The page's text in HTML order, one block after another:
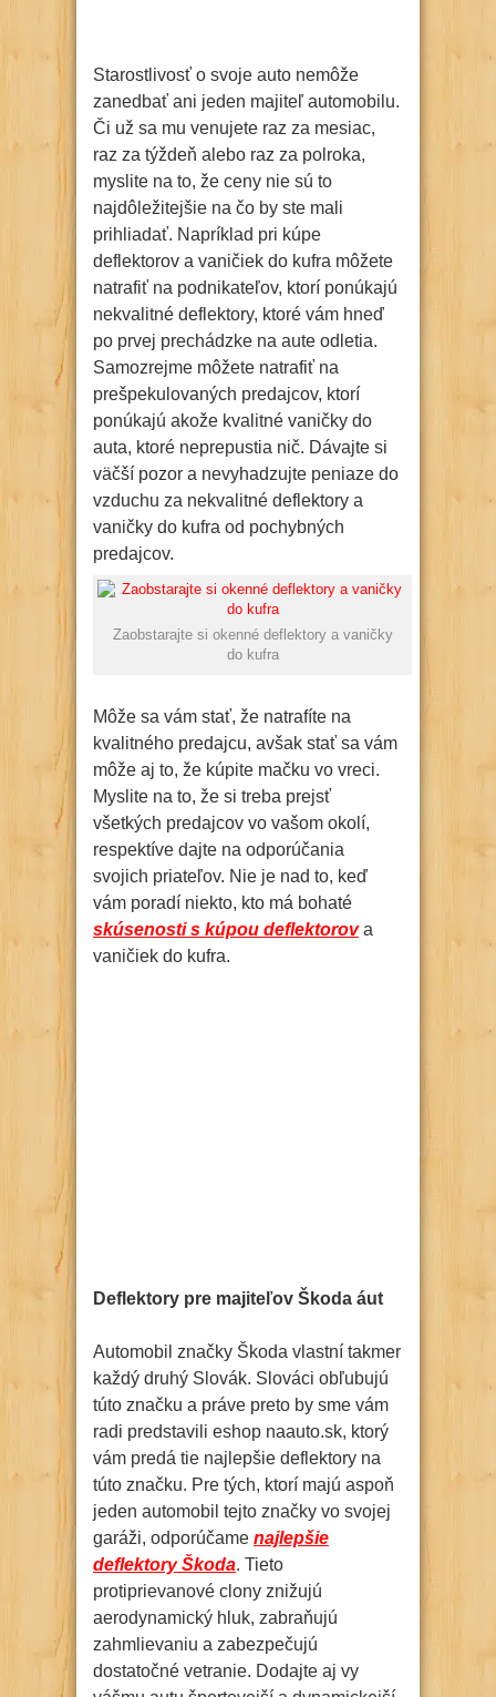
Starostlivosť o svoje auto nemôže
zanedbať ani jeden majiteľ automobilu.
Či už sa mu venujete raz za mesiac,
raz za týždeň alebo raz za polroka,
myslite na to, že ceny nie sú to
najdôležitejšie na čo by ste mali
prihliadať. Napríklad pri kúpe
deflektorov a vaničiek do kufra môžete
natrafiť na podnikateľov, ktorí ponúkajú
nekvalitné deflektory, ktoré vám hneď
po prvej prechádzke na aute odletia.
Samozrejme môžete natrafiť na
prešpekulovaných predajcov, ktorí
ponúkajú akože kvalitné vaničky do
auta, ktoré neprepustia nič. Dávajte si
väčší pozor a nevyhadzujte peniaze do
vzduchu za nekvalitné deflektory a
vaničky do kufra od pochybných
predajcov.
Zaobstarajte si okenné deflektory a vaničky
do kufra
Môže sa vám stať, že natrafíte na
kvalitného predajcu, avšak stať sa vám
môže aj to, že kúpite mačku vo vreci.
Myslite na to, že si treba prejsť
všetkých predajcov vo vašom okolí,
respektíve dajte na odporúčania
svojich priateľov. Nie je nad to, keď
vám poradí niekto, kto má bohaté
skúsenosti s kúpou deflektorova
vaničiek do kufra.
Deflektory pre majiteľov Škoda áut
Automobil značky Škoda vlastní takmer
každý druhý Slovák. Slováci obľubujú
túto značku a práve preto by sme vám
radi predstavili eshop naauto.sk, ktorý
vám predá tie najlepšie deflektory na
túto značku. Pre tých, ktorí majú aspoň
jeden automobil tejto značky vo svojej
garáži, odporúčame najlepšie
deflektory Škoda. Tieto
protiprievanové clony znižujú
aerodynamický hluk, zabraňujú
zahmlievaniu a zabezpečujú
dostatočné vetranie. Dodajte aj vy